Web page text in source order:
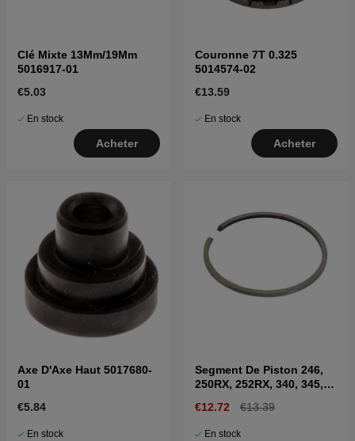
Clé Mixte 13Mm/19Mm
5016917-01
€5.03
En stock
Acheter
Couronne 7T 0.325
5014574-02
€13.59
En stock
Acheter
Axe D'Axe Haut 5017680-
01
€5.84
En stock
Segment De Piston 246,
250RX, 252RX, 340, 345,
€12.72 €13.39
En stock